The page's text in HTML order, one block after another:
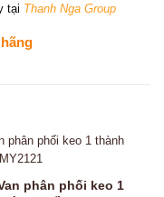
tại Thanh Nga Group
phân phối keo 1